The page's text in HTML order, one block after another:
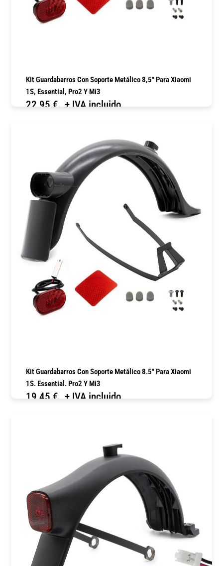
Kit Guardabarros Con Soporte Metálico 8,5″ Para Xiaomi
1S, Essential, Pro2 Y Mi3
22,95 € + IVA incluido
Kit Guardabarros Con Soporte Metálico 8.5″ Para Xiaomi
1S. Essential. Pro2 Y Mi3
19,45 € + IVA incluido